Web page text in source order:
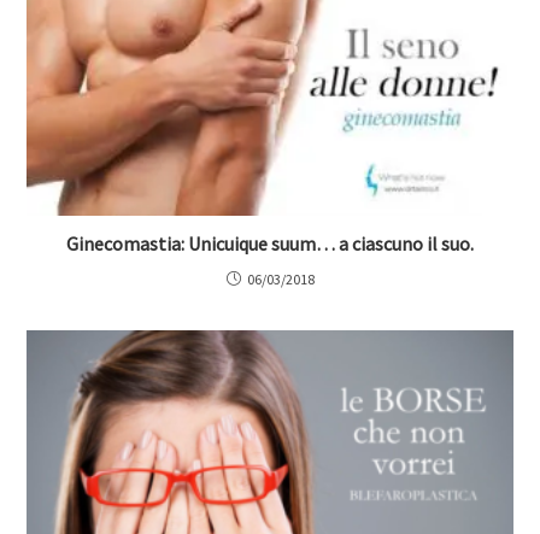
Ginecomastia: Unicuique suum… a ciascuno il suo.
06/03/2018